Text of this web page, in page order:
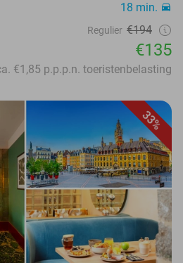
18 min.
Regulier €194
€135
€1,85 p.p.p.n. toeristenbelasting
33%